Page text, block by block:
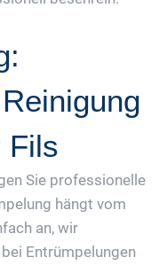
Fils
Sie professionelle
hängt vom
an, wir
Entrümpelungen